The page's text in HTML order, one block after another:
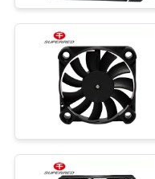
พัดลมร
ร้อนของ